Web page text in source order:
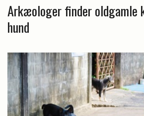
Arkæologer finder oldgamle
hund